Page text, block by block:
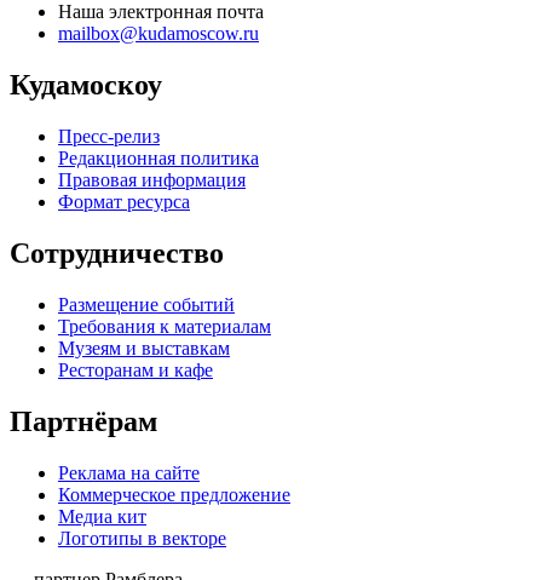
Наша электронная почта
mailbox@kudamoscow.ru
Кудамоскоу
Пресс-релиз
Редакционная политика
Правовая информация
Формат ресурса
Сотрудничество
Размещение событий
Требования к материалам
Музеям и выставкам
Ресторанам и кафе
Партнёрам
Реклама на сайте
Коммерческое предложение
Медиа кит
Логотипы в векторе